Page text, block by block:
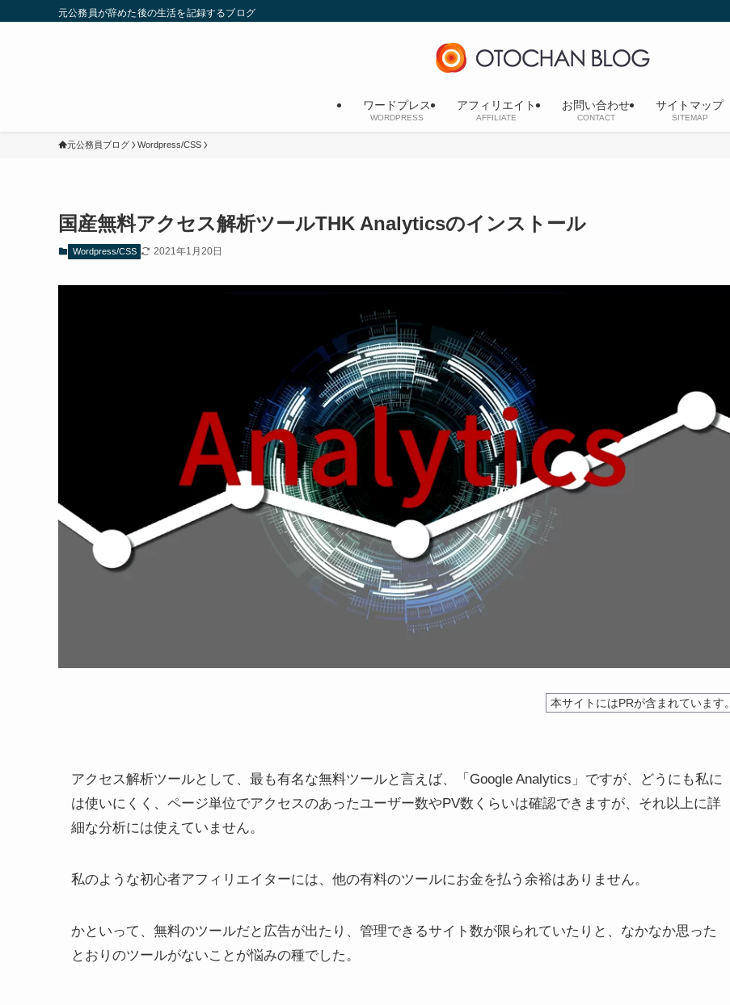
元公務員が辞めた後の生活を記録するブログ
ワードプレス
WORDPRESS
アフィリエイト
AFFILIATE
お問い合わせ
CONTACT
サイトマップ
SITEMAP
元公務員ブログ Wordpress/CSS
国産無料アクセス解析ツールTHK Analyticsのインストール
Wordpress/CSS 2021年1月20日
本サイトにはPRが含まれています。
アクセス解析ツールとして、最も有名な無料ツールと言えば、「Google Analytics」ですが、どうにも私に
は使いにくく、ページ単位でアクセスのあったユーザー数やPV数くらいは確認できますが、それ以上に詳
細な分析には使えていません。
私のような初心者アフィリエイターには、他の有料のツールにお金を払う余裕はありません。
かといって、無料のツールだと広告が出たり、管理できるサイト数が限られていたりと、なかなか思った
とおりのツールがないことが悩みの種でした。